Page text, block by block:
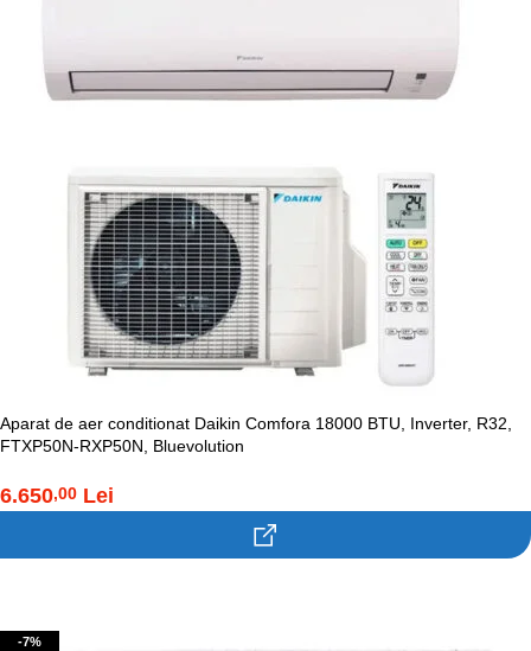
Aparat de aer conditionat Daikin Comfora 18000 BTU, Inverter, R32,
FTXP50N-RXP50N, Bluevolution
6.650,00 Lei
-7%